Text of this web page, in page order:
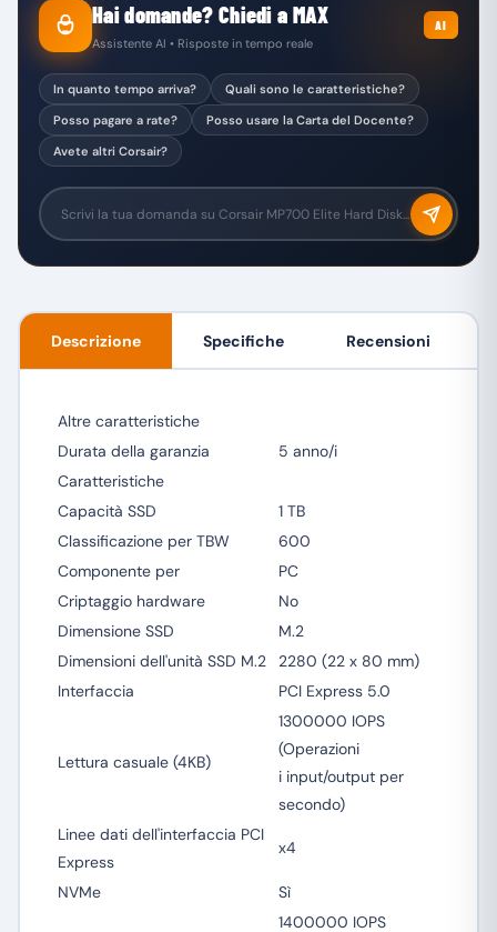
Hai domande? Chiedi a MAX
Assistente AI • Risposte in tempo reale
AI
In quanto tempo arriva?
Quali sono le caratteristiche?
Posso pagare a rate?
Posso usare la Carta del Docente?
Avete altri Corsair?
Descrizione Specifiche Recensioni
Altre caratteristiche
Durata della garanzia
5 anno/i
Caratteristiche
Capacità SSD
1 TB
Classificazione per TBW
600
Componente per
PC
Criptaggio hardware
No
Dimensione SSD
M.2
Dimensioni dell'unità SSD M.2
2280 (22 x 80 mm)
Interfaccia
PCI Express 5.0
Lettura casuale (4KB)
1300000 IOPS
(Operazioni
i input/output per
secondo)
Linee dati dell'interfaccia PCI
Express
x4
NVMe
Sì
1400000 IOPS